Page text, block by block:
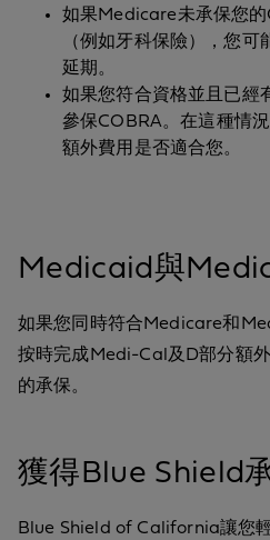
如果Medicare未承保您
（例如牙科保險），您
延期。
如果您符合資格並且已經
參保COBRA。在這種情
額外費用是否適合您。
Medicaid與
如果您同時符合Medicare和
按時完成Medi-Cal及D部分額
的承保。
獲得Blue Shield
Blue Shield of California讓您